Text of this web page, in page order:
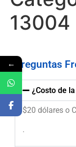
13004
Preguntas
¿Costo de
$20 dólares o
.
←